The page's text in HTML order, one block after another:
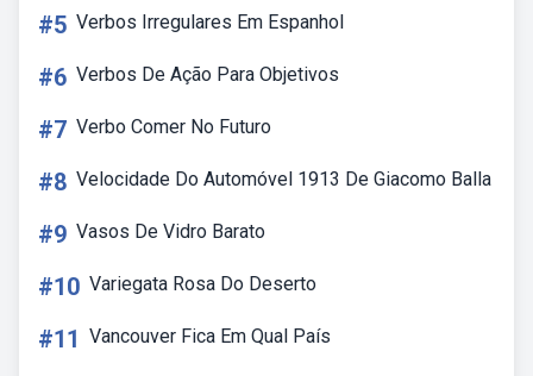
#5 Verbos Irregulares Em Espanhol
#6 Verbos De Ação Para Objetivos
#7 Verbo Comer No Futuro
#8 Velocidade Do Automóvel 1913 De Giacomo Balla
#9 Vasos De Vidro Barato
#10 Variegata Rosa Do Deserto
#11 Vancouver Fica Em Qual País